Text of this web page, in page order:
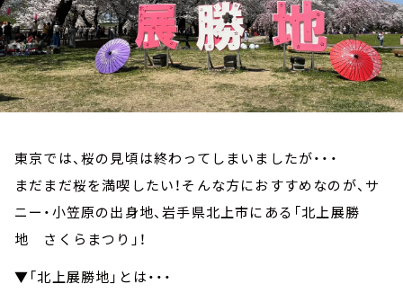
東京では、桜の見頃は終わってしまいましたが・・・
まだまだ桜を満喫したい！そんな方におすすめなのが、サ
ニー・小笠原の出身地、岩手県北上市にある「北上展勝
地 さくらまつり」！
▼「北上展勝地」とは・・・